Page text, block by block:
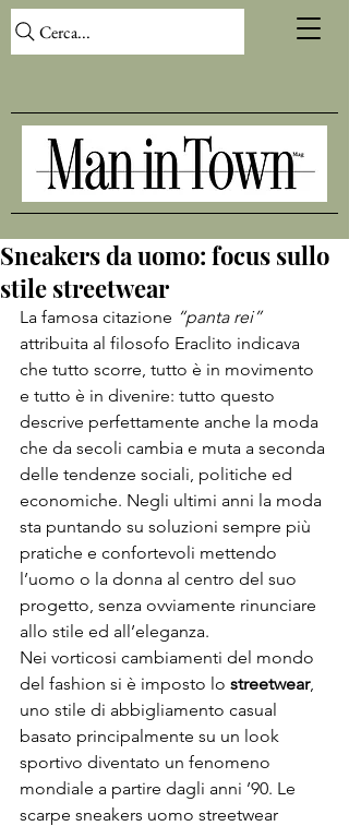
Cerca...
Sneakers da uomo: focus sullo
stile streetwear
La famosa citazione “panta rei”
attribuita al filosofo Eraclito indicava
che tutto scorre, tutto è in movimento
e tutto è in divenire: tutto questo
descrive perfettamente anche la moda
che da secoli cambia e muta a seconda
delle tendenze sociali, politiche ed
economiche. Negli ultimi anni la moda
sta puntando su soluzioni sempre più
pratiche e confortevoli mettendo
l’uomo o la donna al centro del suo
progetto, senza ovviamente rinunciare
allo stile ed all’eleganza.
Nei vorticosi cambiamenti del mondo
del fashion si è imposto lo streetwear,
uno stile di abbigliamento casual
basato principalmente su un look
sportivo diventato un fenomeno
mondiale a partire dagli anni ’90. Le
scarpe sneakers uomo streetwear